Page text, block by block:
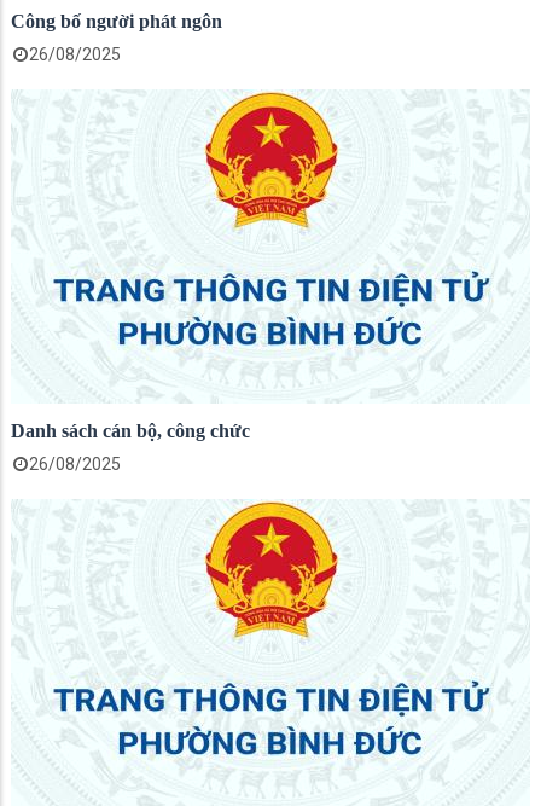
Công bố người phát ngôn
26/08/2025
Danh sách cán bộ, công chức
26/08/2025